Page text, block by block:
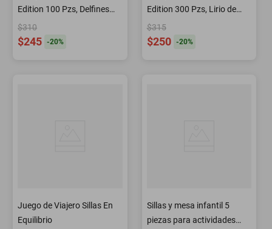
Edition 100 Pzs, Delfines
con el Tesoro
$310
$245 -20%
Edition 300 Pzs, Lirio de
Primavera
$315
$250 -20%
Juego de Viajero Sillas En
Equilibrio
Sillas y mesa infantil 5
piezas para actividades